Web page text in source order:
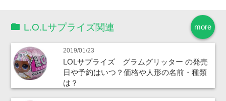
more
L.O.Lサプライズ関連
2019/01/23
LOLサプライズ グラムグリッター の発売
日や予約はいつ？価格や人形の名前・種類
は？